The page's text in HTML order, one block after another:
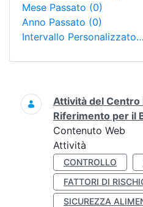
Mese Passato (0)
Anno Passato (0)
Intervallo Personalizzato…
Ricerca
Attività del Centro
Riferimento per il
Contenuto Web
Attività
CONTROLLO
FATTORI DI
SICUREZZA